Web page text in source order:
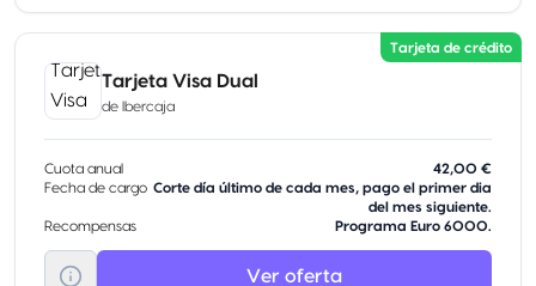
Tarjeta de crédito
Tarjeta Visa Dual
de Ibercaja
Cuota anual
42,00 €
Fecha de cargo Corte día último de cada mes, pago el primer dia
del mes siguiente.
Recompensas
Programa Euro 6000.
Ver oferta